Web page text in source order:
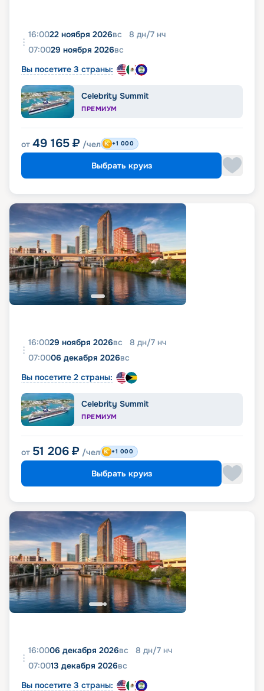
16:0022 ноября 2026вс 8 дн/7 нч
07:0029 ноября 2026вс
Вы посетите 3 страны:
Celebrity Summit
ПРЕМИУМ
от 49 165 ₽ /чел +1 000
Выбрать круиз
16:0029 ноября 2026вс 8 дн/7 нч
07:0006 декабря 2026вс
Вы посетите 2 страны:
Celebrity Summit
ПРЕМИУМ
от 51 206 ₽ /чел +1 000
Выбрать круиз
16:0006 декабря 2026вс 8 дн/7 нч
07:0013 декабря 2026вс
Вы посетите 3 страны: